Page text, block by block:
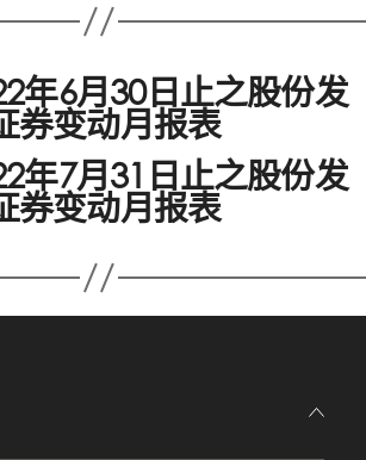
年6月30日止之股份发
券变动月报表
年7月31日止之股份发
券变动月报表